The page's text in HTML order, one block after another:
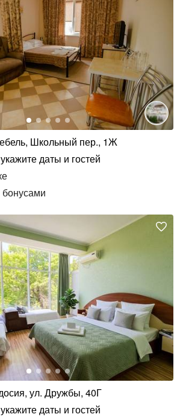
Школьный пер., 1Ж
укажите даты и гостей
бонусами
ул. Дружбы, 40Г
укажите даты и гостей